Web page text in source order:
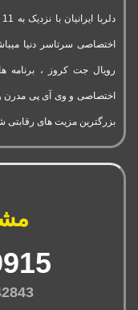
اختصاصی سرتاسر دنیا
رویال جت کروز ، برنامه
اختصاصی و وی آی پی مدرن و
بزرگترین مزیت های رقابتی
0938-